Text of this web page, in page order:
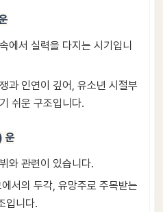
에서 실력을 다지는 시기입니
과 인연이 깊어, 유소년 시절부
쉬운 구조입니다.
운
와 관련이 있습니다.
서의 두각, 유망주로 주목받는
입니다.